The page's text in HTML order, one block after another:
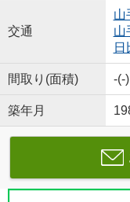
交通
山
山
日
間取り(面積) -(-)
築年月